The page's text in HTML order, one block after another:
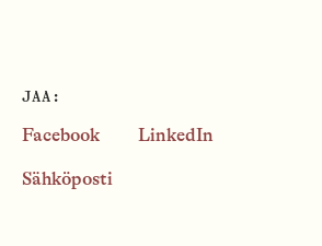
JAA:
Facebook LinkedIn
Sähköposti